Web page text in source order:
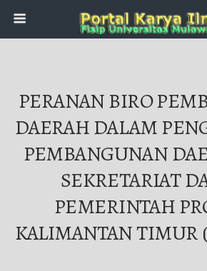
PERANAN BIRO
DAERAH DALAM
PEMBANGUNAN
SEKRETARIAT
PEMERINTAH
KALIMANTAN TIMUR